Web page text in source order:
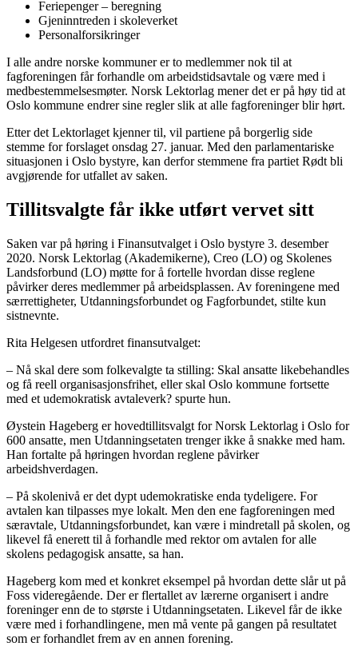
Feriepenger – beregning
Gjeninntreden i skoleverket
Personalforsikringer
I alle andre norske kommuner er to medlemmer nok til at
fagforeningen får forhandle om arbeidstidsavtale og være med i
medbestemmelsesmøter. Norsk Lektorlag mener det er på høy tid at
Oslo kommune endrer sine regler slik at alle fagforeninger blir hørt.
Etter det Lektorlaget kjenner til, vil partiene på borgerlig side
stemme for forslaget onsdag 27. januar. Med den parlamentariske
situasjonen i Oslo bystyre, kan derfor stemmene fra partiet Rødt bli
avgjørende for utfallet av saken.
Tillitsvalgte får ikke utført vervet sitt
Saken var på høring i Finansutvalget i Oslo bystyre 3. desember
2020. Norsk Lektorlag (Akademikerne), Creo (LO) og Skolenes
Landsforbund (LO) møtte for å fortelle hvordan disse reglene
påvirker deres medlemmer på arbeidsplassen. Av foreningene med
særrettigheter, Utdanningsforbundet og Fagforbundet, stilte kun
sistnevnte.
Rita Helgesen utfordret finansutvalget:
– Nå skal dere som folkevalgte ta stilling: Skal ansatte likebehandles
og få reell organisasjonsfrihet, eller skal Oslo kommune fortsette
med et udemokratisk avtaleverk? spurte hun.
Øystein Hageberg er hovedtillitsvalgt for Norsk Lektorlag i Oslo for
600 ansatte, men Utdanningsetaten trenger ikke å snakke med ham.
Han fortalte på høringen hvordan reglene påvirker
arbeidshverdagen.
– På skolenivå er det dypt udemokratiske enda tydeligere. For
avtalen kan tilpasses mye lokalt. Men den ene fagforeningen med
særavtale, Utdanningsforbundet, kan være i mindretall på skolen, og
likevel få enerett til å forhandle med rektor om avtalen for alle
skolens pedagogisk ansatte, sa han.
Hageberg kom med et konkret eksempel på hvordan dette slår ut på
Foss videregående. Der er flertallet av lærerne organisert i andre
foreninger enn de to største i Utdanningsetaten. Likevel får de ikke
være med i forhandlingene, men må vente på gangen på resultatet
som er forhandlet frem av en annen forening.